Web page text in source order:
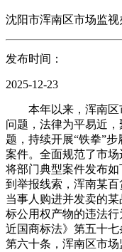
沈阳市浑南区市场监视
发布时间：
2025-12-23
本年以来，浑南区
问题，法律为平易近
题，持续开展“铁拳”
案件。全面规范了市
将部门典型案件发布
到举报线索，浑南某百
当事人购进并发卖的
标公用权产物的违法
近国商标法》第五十七
第六十条，浑南区市